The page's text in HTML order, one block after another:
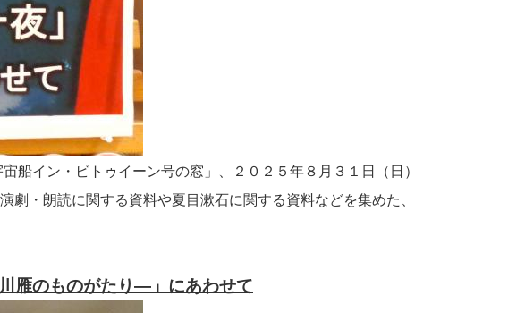
船イン・ビトゥイーン号の窓」、２０２５年８月３１日（日）
・朗読に関する資料や夏目漱石に関する資料などを集めた、
雁のものがたり―」にあわせて